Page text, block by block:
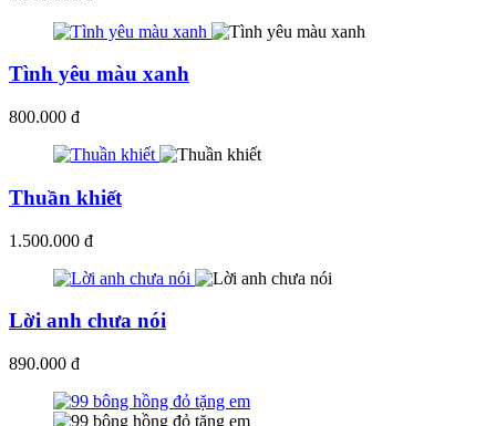
Tình yêu màu xanh
800.000 đ
Thuần khiết
1.500.000 đ
Lời anh chưa nói
890.000 đ